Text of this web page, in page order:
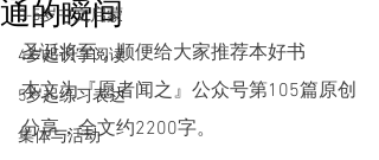
0-5岁中文启蒙
4岁起识字阅读
5岁起练习表达
集体与活动
通的瞬间
圣诞将至，顺便给大家推荐本好书
本文为『愿者闻之』公众号第105篇原创
分享，全文约2200字。